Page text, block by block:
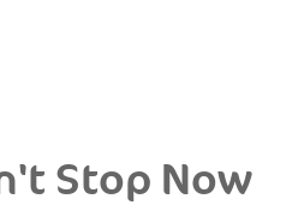
Stop Now